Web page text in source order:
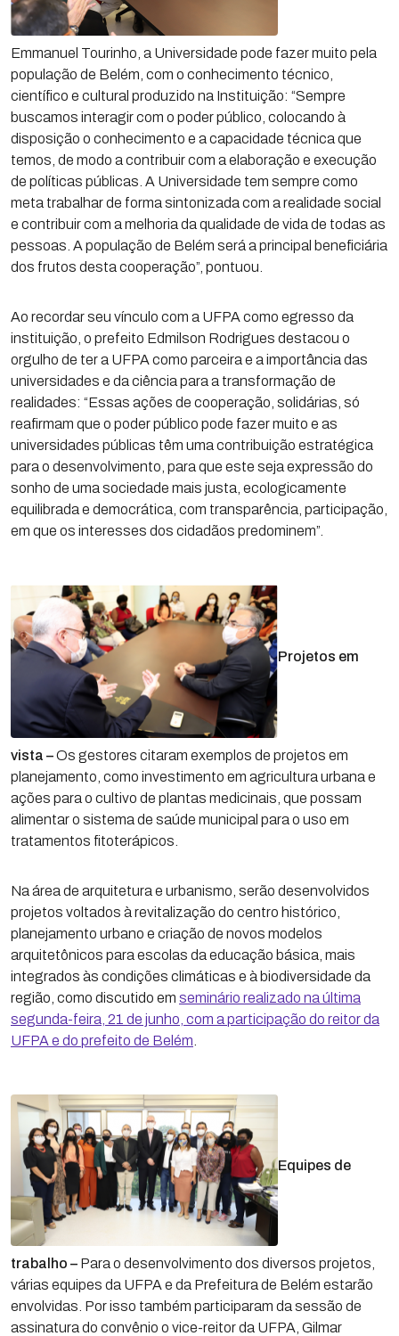
Emmanuel Tourinho, a Universidade pode fazer muito pela
população de Belém, com o conhecimento técnico,
científico e cultural produzido na Instituição: “Sempre
buscamos interagir com o poder público, colocando à
disposição o conhecimento e a capacidade técnica que
temos, de modo a contribuir com a elaboração e execução
de políticas públicas. A Universidade tem sempre como
meta trabalhar de forma sintonizada com a realidade social
e contribuir com a melhoria da qualidade de vida de todas as
pessoas. A população de Belém será a principal beneficiária
dos frutos desta cooperação”, pontuou.
Ao recordar seu vínculo com a UFPA como egresso da
instituição, o prefeito Edmilson Rodrigues destacou o
orgulho de ter a UFPA como parceira e a importância das
universidades e da ciência para a transformação de
realidades: “Essas ações de cooperação, solidárias, só
reafirmam que o poder público pode fazer muito e as
universidades públicas têm uma contribuição estratégica
para o desenvolvimento, para que este seja expressão do
sonho de uma sociedade mais justa, ecologicamente
equilibrada e democrática, com transparência, participação,
em que os interesses dos cidadãos predominem”.
Projetos em
vista –Os gestores citaram exemplos de projetos em
planejamento, como investimento em agricultura urbana e
ações para o cultivo de plantas medicinais, que possam
alimentar o sistema de saúde municipal para o uso em
tratamentos fitoterápicos.
Na área de arquitetura e urbanismo, serão desenvolvidos
projetos voltados à revitalização do centro histórico,
planejamento urbano e criação de novos modelos
arquitetônicos para escolas da educação básica, mais
integrados às condições climáticas e à biodiversidade da
região, como discutido em seminário realizado na última
segunda-feira, 21 de junho, com a participação do reitor da
UFPA e do prefeito de Belém
Equipes de
trabalho – Para o desenvolvimento dos diversos projetos,
várias equipes da UFPA e da Prefeitura de Belém estarão
envolvidas. Por isso também participaram da sessão de
assinatura do convênio o vice-reitor da UFPA, Gilmar